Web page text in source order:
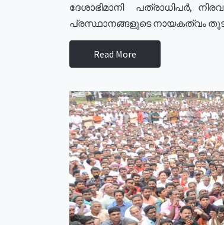
ദേശാഭിമാനി പത്രാധിപർ,
പ്രസ്ഥാനങ്ങളുടെ നായകത്വം
Read More